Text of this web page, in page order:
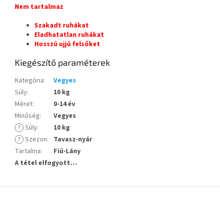
Nem tartalmaz
Szakadt ruhákat
Eladhatatlan ruhákat
Hosszú ujjú felsőket
Kiegészítő paraméterek
Kategória:
Vegyes
Súly:
10 kg
Méret:
0-14 év
Minőség:
Vegyes
? Súly:
10 kg
? Szezon: Tavasz-nyár
Tartalma:
Fiú-Lány
A tétel elfogyott…